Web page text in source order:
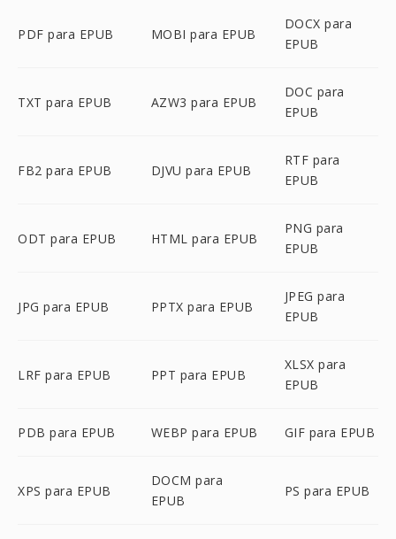
PDF para EPUB MOBI para EPUB
DOCX para
EPUB
TXT para EPUB AZW3 para EPUB
DOC para
EPUB
FB2 para EPUB DJVU para EPUB
RTF para
EPUB
ODT para EPUB HTML para EPUB
PNG para
EPUB
JPG para EPUB PPTX para EPUB
JPEG para
EPUB
LRF para EPUB PPT para EPUB
XLSX para
EPUB
PDB para EPUB WEBP para EPUB GIF para EPUB
XPS para EPUB
DOCM para
EPUB
PS para EPUB